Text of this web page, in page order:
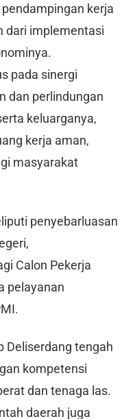
kerja
dari implementasi
pada sinergi
dan perlindungan
keluarganya,
kerja aman,
masyarakat
penyebarluasan
Calon Pekerja
pelayanan
Deliserdang tengah
kompetensi
dan tenaga las.
daerah juga